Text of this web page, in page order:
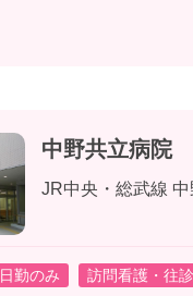
中野共立病院
JR中央・総武線
日勤のみ 訪問看護・往診